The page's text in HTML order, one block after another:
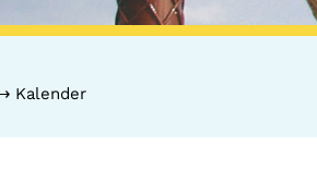
Kalender